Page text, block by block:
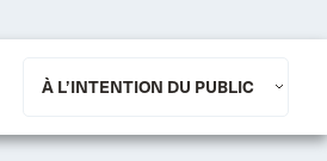
À L’INTENTION DU PUBLIC